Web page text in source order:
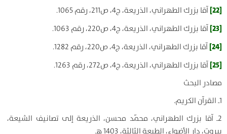
[22] آقا بزرك الطهراني، الذريعة، ج4، ص211، رقم 1065.
[23] آقا بزرك الطهراني، الذريعة، ج4، ص220، رقم 1063.
[24] آقا بزرك الطهراني، الذريعة، ج4، ص220، رقم 1282.
[25]
آقا بزرك الطهراني، الذريعة، ج4، ص272، رقم 1263.
مصادر البحث
1ـ القرآن الكريم.
2ـ آقا بزرك الطهراني، محمّد محسن، الذريعة إلى تصانيف الشيعة،
بيروت، دار الأضواء، الطبعة الثالثة، 1403 ه‍.